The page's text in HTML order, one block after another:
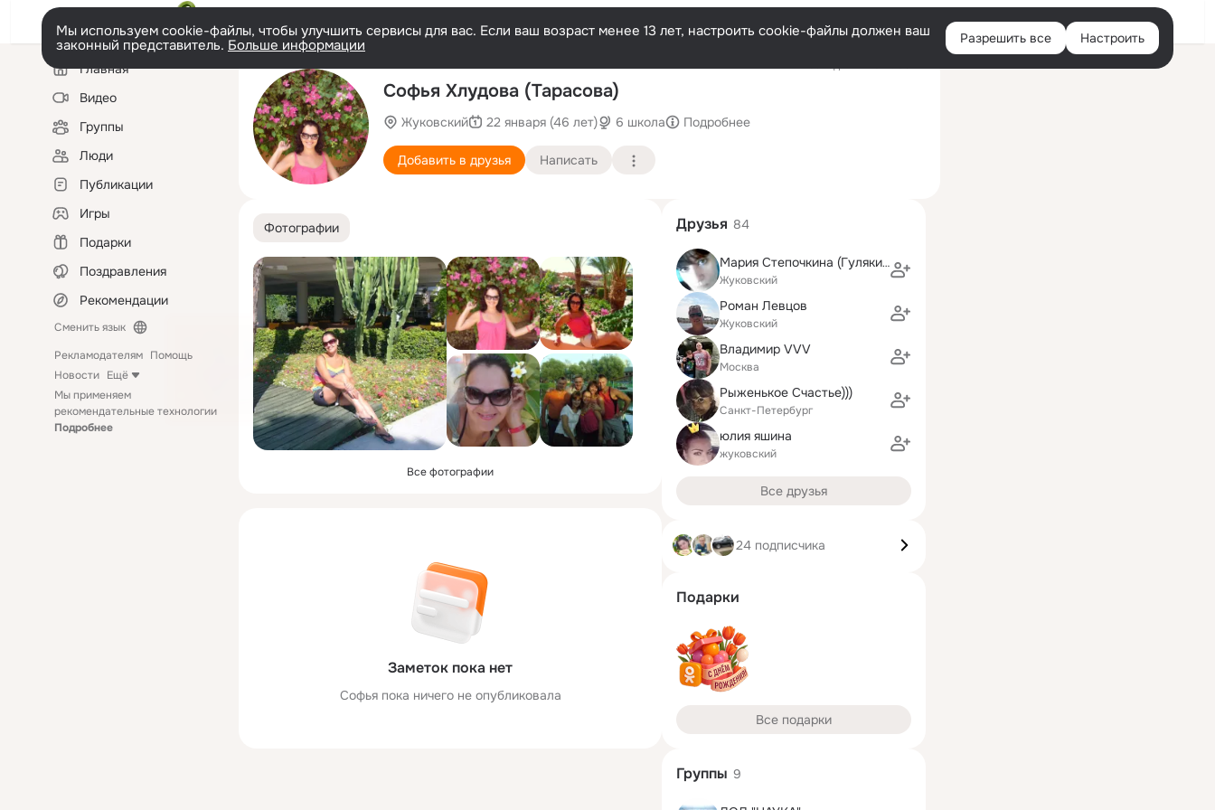
Войти
Мы используем cookie-файлы, чтобы улучшить сервисы для вас. Если ваш возраст менее 13 лет, настроить cookie-файлы должен ваш
законный представитель. Больше информации Разрешить все Настроить
Левая
колонкаГлавная
Видео
Группы
Люди
Публикации
Игры
Подарки
Поздравления
Рекомендации
Сменить язык
Рекламодателям Помощь
Новости Ещё
Мы применяем
рекомендательные технологии
Подробнее
Софья Хлудова (Тарасова)
Жуковский 22 января (46 лет) 6 школа Подробнее
Добавить в друзья Написать
Фотографии
Все фотографии
Заметок пока нет
Софья пока ничего не опубликовала
Друзья 84
Мария Степочкина (Гулякина)
Жуковский
Роман Левцов
Жуковский
Владимир VVV
Москва
Рыженькое Счастье)))
Санкт-Петербург
юлия яшина
жуковский
Все друзья
24 подписчика
Подарки
Все подарки
Группы 9